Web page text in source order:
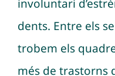
involuntari
dents. Entre els
trobem els
més de trastorns